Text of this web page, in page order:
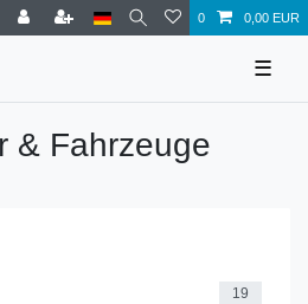
0 0,00 EUR
☰
& Fahrzeuge
19